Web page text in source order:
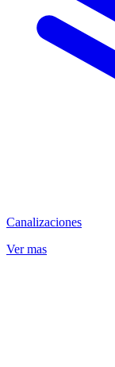
Canalizaciones
Ver mas